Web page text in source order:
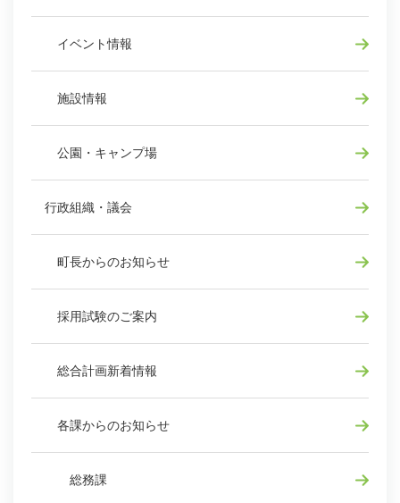
イベント情報
施設情報
公園・キャンプ場
行政組織・議会
町長からのお知らせ
採用試験のご案内
総合計画新着情報
各課からのお知らせ
総務課